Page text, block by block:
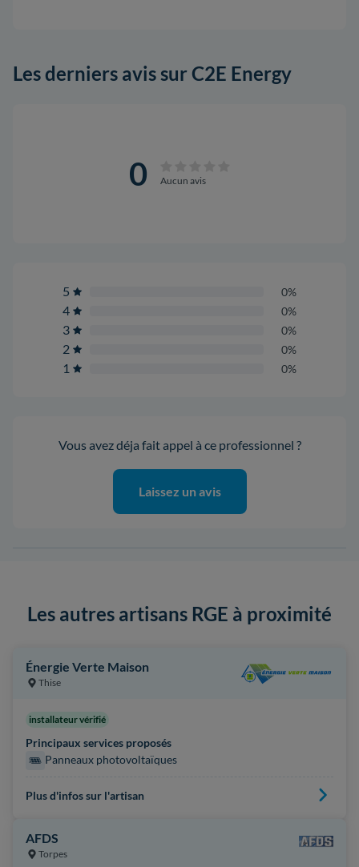
Les derniers avis sur C2E Energy
0 Aucun avis
5 0%
4 0%
3 0%
2 0%
1 0%
Vous avez déja fait appel à ce professionnel ?
Laissez un avis
Les autres artisans RGE à proximité
Énergie Verte Maison
Thise
installateur vérifié
Principaux services proposés
Panneaux photovoltaïques
Plus d'infos sur l'artisan
AFDS
Torpes